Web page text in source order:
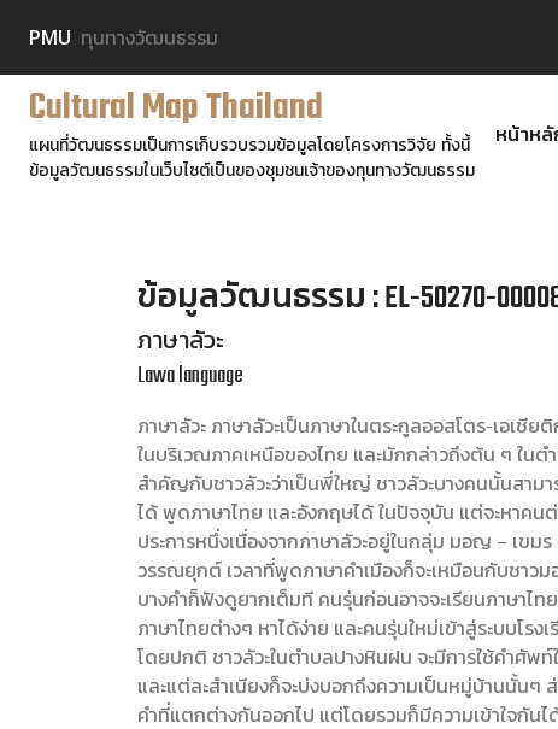
PMU ทุนทางวัฒนธรรม
Cultural Map Thailand
แผนที่วัฒนธรรมเป็นการเก็บรวบรวมข้อมูลโดยโครงการวิจัย ทั้งนี้
ข้อมูลวัฒนธรรมในเว็บไซต์เป็นของชุมชนเจ้าของทุนทางวัฒนธรรม
หน้าหลั
ข้อมูลวัฒนธรรม : EL-50270-
ภาษาลัวะ
Lawa language
ภาษาลัวะ ภาษาลัวะเป็นภาษาในตระกูลออสโตร-เอเ
ในบริเวณภาคเหนือของไทย และมักกล่าวถึงต้น ๆ ใน
สำคัญกับชาวลัวะว่าเป็นพี่ใหญ่ ชาวลัวะบางคนนั้นสาม
ได้ พูดภาษาไทย และอังกฤษได้ ในปัจจุบัน แต่จะหาคน
ประการหนึ่งเนื่องจากภาษาลัวะอยู่ในกลุ่ม มอญ – เขมร
วรรณยุกต์ เวลาที่พูดภาษาคำเมืองก็จะเหมือนกับชา
บางคำก็ฟังดูยากเต็มที คนรุ่นก่อนอาจจะเรียนภาษา
ภาษาไทยต่างๆ หาได้ง่าย และคนรุ่นใหม่เข้าสู่ระบบโร
โดยปกติ ชาวลัวะในตำบลปางหินฝน จะมีการใช้คำศัพ
และแต่ละสำเนียงก็จะบ่งบอกถึงความเป็นหมู่บ้านนั้นๆ
คำที่แตกต่างกันออกไป แต่โดยรวมก็มีความเข้าใจกันไ